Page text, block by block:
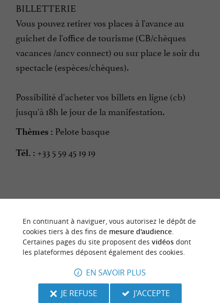
BILLETTERIE
Vous pouvez retirer vos places à l'avance au
guichet de l'office de tourisme (CB/chèques
vacances /ancv connect) ou sur place le soir du
spectacle (espèces/chèques).
Possibilité d'acheter vos billets en ligne (cb)
jusqu'à 18h le jour de la manifestation.
Thèmes : Pelote basque
Tél. : +33 5 59 45 19 19
dernière mise à jour :29/05/2026 à 10:55:43
Source : Sirtaqui-Crédit photo :ONDRES -CC BY-
En continuant à naviguer, vous autorisez le dépôt de
cookies tiers à des fins de mesure d'audience.
Certaines pages du site proposent des vidéosdont
les plateformes déposent également des cookies.
EN SAVOIR PLUS
JE REFUSE
J'ACCEPTE